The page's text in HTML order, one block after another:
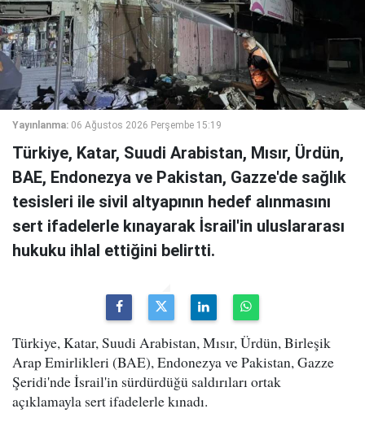
Yayınlanma: 06 Ağustos 2026 Perşembe 15:19
Türkiye, Katar, Suudi Arabistan, Mısır, Ürdün,
BAE, Endonezya ve Pakistan, Gazze'de sağlık
tesisleri ile sivil altyapının hedef alınmasını
sert ifadelerle kınayarak İsrail'in uluslararası
hukuku ihlal ettiğini belirtti.
Türkiye, Katar, Suudi Arabistan, Mısır, Ürdün, Birleşik
Arap Emirlikleri (BAE), Endonezya ve Pakistan, Gazze
Şeridi'nde İsrail'in sürdürdüğü saldırıları ortak
açıklamayla sert ifadelerle kınadı.